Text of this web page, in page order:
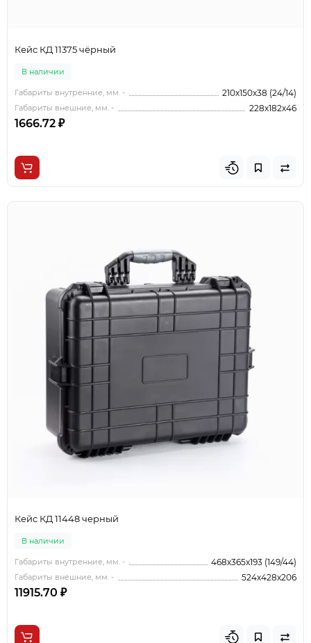
Кейс КД 11375 чёрный
В наличии
Габариты внутренние, мм. - 210x150x38 (24/14)
Габариты внешние, мм. - 228x182x46
1666.72 ₽
Кейс КД 11448 черный
В наличии
Габариты внутренние, мм. - 468x365x193 (149/44)
Габариты внешние, мм. - 524x428x206
11915.70 ₽